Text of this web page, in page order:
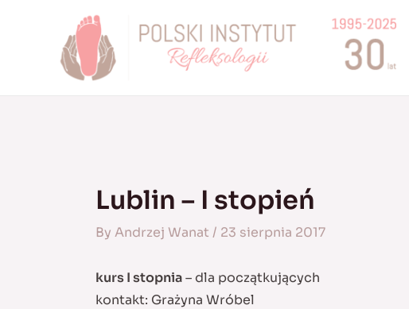
Lublin – I stopień
By Andrzej Wanat / 23 sierpnia 2017
kurs I stopnia– dla początkujących
kontakt: Grażyna Wróbel